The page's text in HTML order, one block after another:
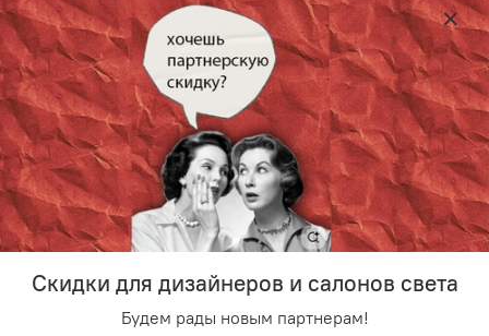
Материал
Стекло
Max высота
150 см
Тип лампы
LED
Лампочки в комплекте
Уточняйте у менеджера
Количество источников света
Скидки для дизайнеров и салонов света
Будем рады новым партнерам!